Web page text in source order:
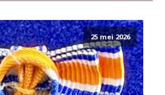
25 mei 2026